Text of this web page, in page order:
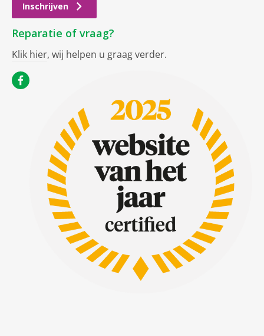
Inschrijven
Reparatie of vraag?
Klik hier, wij helpen u graag verder.